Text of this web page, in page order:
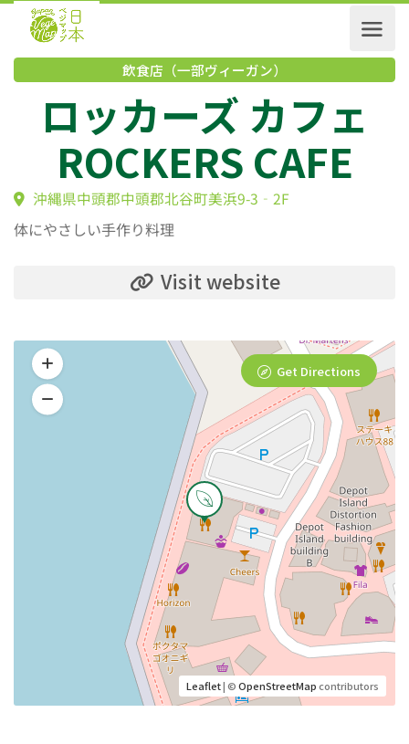
飲食店（一部ヴィーガン）
ロッカーズ カフェ
ROCKERS CAFE
体にやさしい手作り料理
Visit website
Leaflet| ©OpenStreetMapcontributors
Get Directions